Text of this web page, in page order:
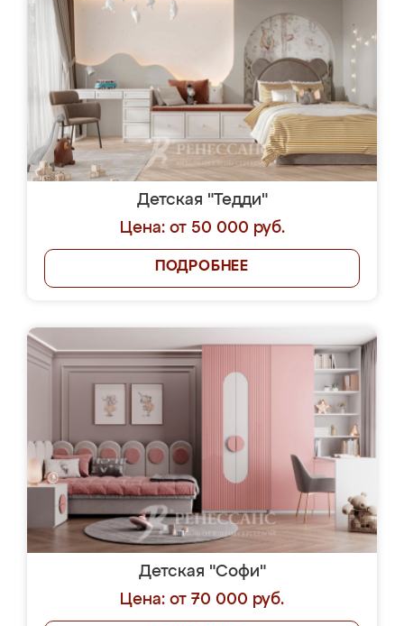
Детская "Тедди"
Цена: от 50 000 руб.
ПОДРОБНЕЕ
Детская "Софи"
Цена: от 70 000 руб.